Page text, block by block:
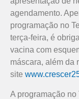
agendamento.
programação no
terça-feira, é
vacina com
máscara, além da
site
A programação